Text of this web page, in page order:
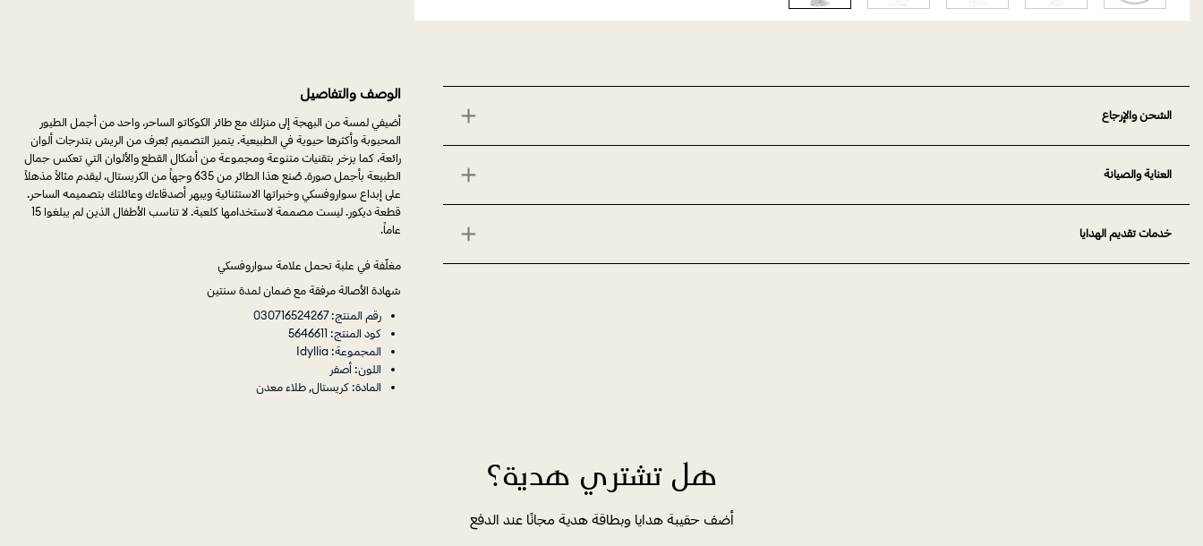
الشحن والإرجاع
العناية والصيانة
خدمات تقديم الهدايا
الوصف والتفاصيل
أضيفي لمسة من البهجة إلى منزلك مع طائر الكوكاتو الساحر، واحد من أجمل الطيور
المحبوبة وأكثرها حيوية في الطبيعية. يتميز التصميم بُعرف من الريش بتدرجات ألوان
رائعة، كما يزخر بتقنيات متنوعة ومجموعة من أشكال القطع والألوان التي تعكس جمال
الطبيعة بأجمل صورة. صُنع هذا الطائر من 635 وجهاً من الكريستال، ليقدم مثالاً مذهلاً
على إبداع سواروفسكي وخبراتها الاستثنائية ويبهر أصدقاءك وعائلتك بتصميمه الساحر.
قطعة ديكور. ليست مصممة لاستخدامها كلعبة. لا تناسب الأطفال الذين لم يبلغوا 15
عاماً.
مغلّفة في علبة تحمل علامة سواروفسكي
شهادة الأصالة مرفقة مع ضمان لمدة سنتين
رقم المنتج: 030716524267
كود المنتج: 5646611
المجموعة: Idyllia
اللون: أصفر
المادة: كريستال, طلاء معدن
هل تشتري هدية؟
أضف حقيبة هدايا وبطاقة هدية مجانًا عند الدفع